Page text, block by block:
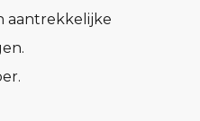
aantrekkelijke